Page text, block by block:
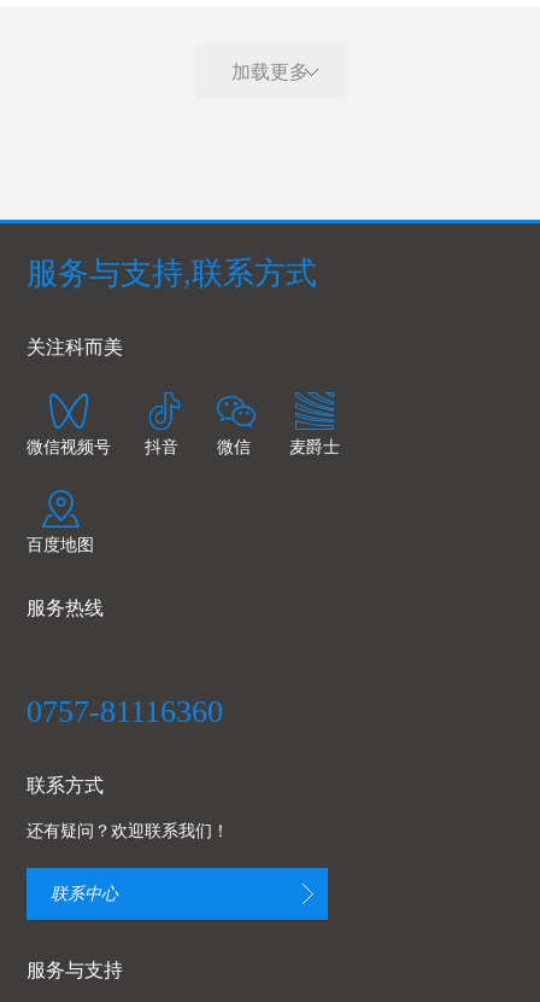
加载更多
服务与支持,联系方式
关注科而美
微信视频号 抖音 微信 麦爵士
百度地图
服务热线
0757-81116360
联系方式
还有疑问？欢迎联系我们！
联系中心
服务与支持